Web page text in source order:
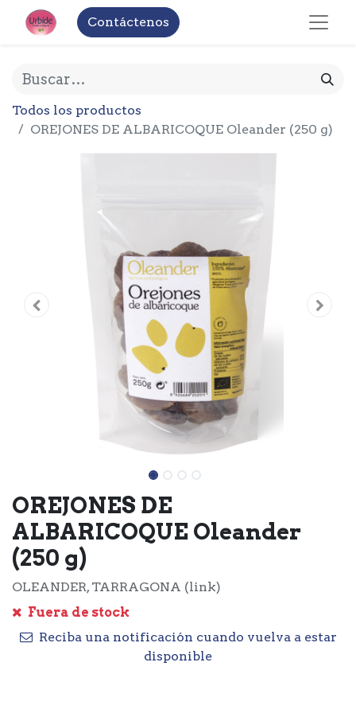
Contáctenos
Todos los productos
OREJONES DE ALBARICOQUE Oleander (250 g)
OREJONES DE
ALBARICOQUE Oleander
(250 g)
OLEANDER, TARRAGONA (link)
Fuera de stock
Reciba una notificación cuando vuelva a estar
disponible